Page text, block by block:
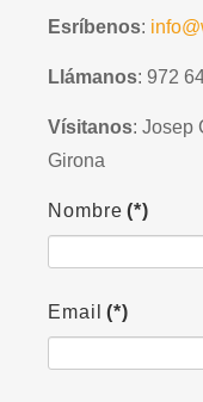
Esríbenos:
Llámanos: 972
Vísitanos: Josep
Girona
Nombre (*)
Email (*)